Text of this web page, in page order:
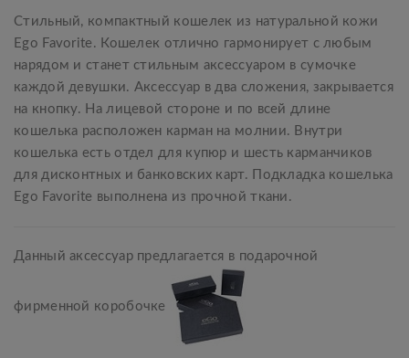
Стильный, компактный кошелек из натуральной кожи
Ego Favorite. Кошелек отлично гармонирует с любым
нарядом и станет стильным аксессуаром в сумочке
каждой девушки. Аксессуар в два сложения, закрывается
на кнопку. На лицевой стороне и по всей длине
кошелька расположен карман на молнии. Внутри
кошелька есть отдел для купюр и шесть карманчиков
для дисконтных и банковских карт. Подкладка кошелька
Ego Favorite выполнена из прочной ткани.
Данный аксессуар предлагается в подарочной
фирменной коробочке